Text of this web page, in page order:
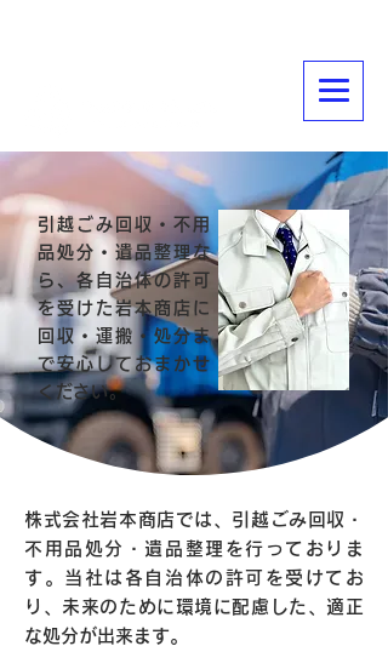
引越ごみ回収・不用
品処分・遺品整理な
ら、各自治体の許可
を受けた岩本商店に
回収・運搬・処分ま
で安心しておまかせ
ください。
株式会社岩本商店では、引越ごみ回収・
不用品処分・遺品整理を行っておりま
す。当社は各自治体の許可を受けてお
り、未来のために環境に配慮した、適正
な処分が出来ます。